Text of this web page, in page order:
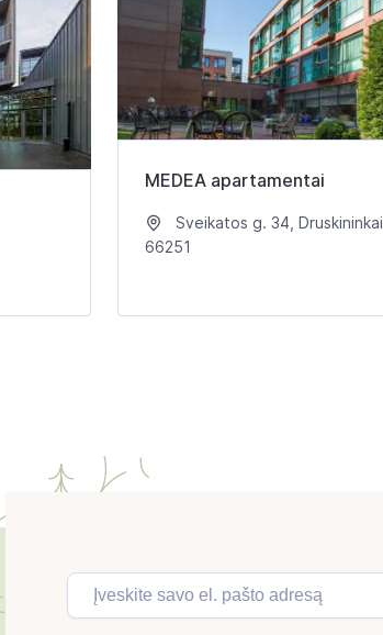
MEDEA apartamentai
Sveikatos g. 34, Druskininkai
66251